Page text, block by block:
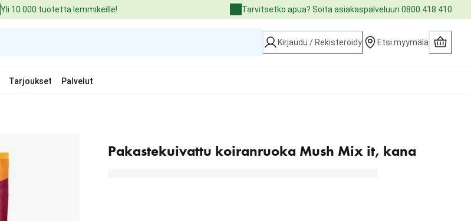
Yli 10 000 tuotetta lemmikeille! Tarvitsetko apua? Soita asiakaspalveluun 0800 418 410
Kirjaudu / Rekisteröidy Etsi myymälä
Tarjoukset Palvelut
Pakastekuivattu koiranruoka Mush Mix it, kana